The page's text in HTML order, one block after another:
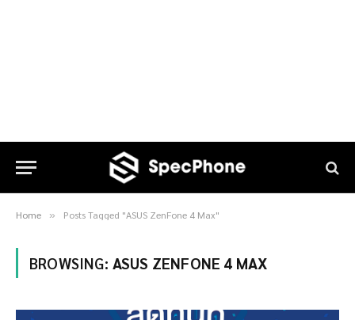
Home » Posts Tagged "ASUS ZenFone 4 Max"
BROWSING: ASUS ZENFONE 4 MAX